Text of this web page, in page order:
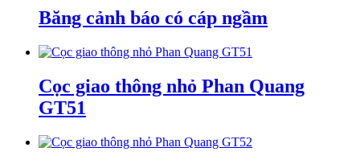
Băng cảnh báo có cáp ngầm
Cọc giao thông nhỏ Phan Quang
GT51